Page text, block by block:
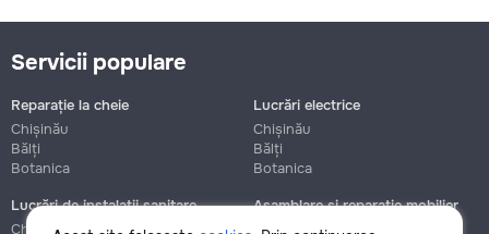
Servicii populare
Reparație la cheie
Chișinău
Bălți
Botanica
Lucrări electrice
Chișinău
Bălți
Botanica
Lucrări de instalații sanitare
Chișinău
Asamblare și reparație mobilier
Chișinău